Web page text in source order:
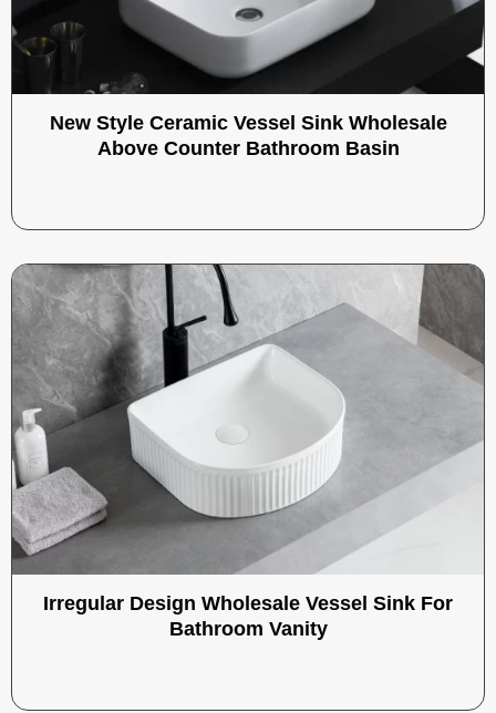
New Style Ceramic Vessel Sink Wholesale
Above Counter Bathroom Basin
Irregular Design Wholesale Vessel Sink For
Bathroom Vanity